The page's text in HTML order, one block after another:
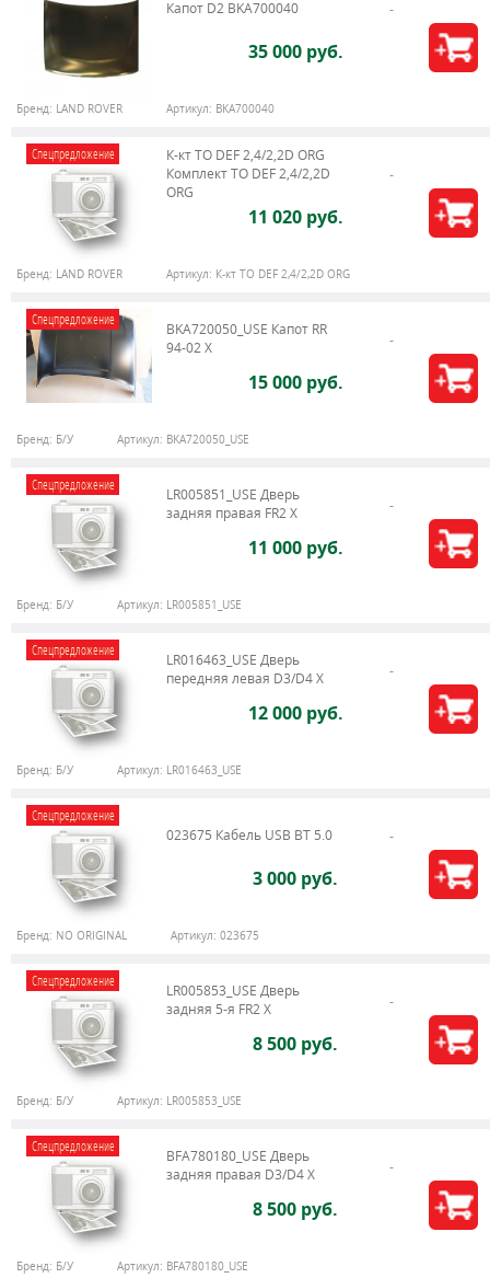
Капот D2 BKA700040
35 000 руб.
Бренд: LAND ROVER Артикул: BKA700040
Спецпредложение
К-кт ТО DEF 2,4/2,2D ORG
Комплект ТО DEF 2,4/2,2D
ORG
11 020 руб.
Бренд: LAND ROVER Артикул: К-кт ТО DEF 2,4/2,2D ORG
Спецпредложение
BKA720050_USE Капот RR
94-02 X
15 000 руб.
Бренд: Б/У Артикул: BKA720050_USE
Спецпредложение
LR005851_USE Дверь
задняя правая FR2 X
11 000 руб.
Бренд: Б/У Артикул: LR005851_USE
Спецпредложение
LR016463_USE Дверь
передняя левая D3/D4 Х
12 000 руб.
Бренд: Б/У Артикул: LR016463_USE
Спецпредложение
023675 Кабель USB BT 5.0
3 000 руб.
Бренд: NO ORIGINAL Артикул: 023675
Спецпредложение
LR005853_USE Дверь
задняя 5-я FR2 X
8 500 руб.
Бренд: Б/У Артикул: LR005853_USE
Спецпредложение
BFA780180_USE Дверь
задняя правая D3/D4 X
8 500 руб.
Бренд: Б/У Артикул: BFA780180_USE